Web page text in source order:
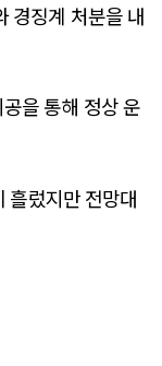
경징계 처분을 내
을 통해 정상 운
흘렀지만 전망대